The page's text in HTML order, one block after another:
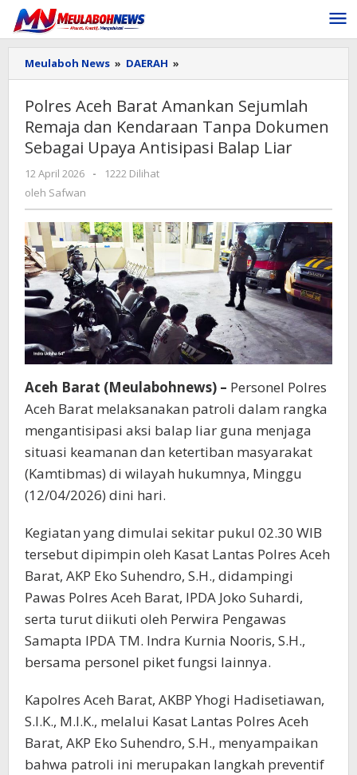
Lewati
konten
Meulaboh News » DAERAH »
Aceh
Amankan
Sejumlah
dan
Sebagai
Upaya
Antisipasi
Balap
Liar
Polres Aceh Barat Amankan Sejumlah
Remaja dan Kendaraan Tanpa Dokumen
Sebagai Upaya Antisipasi Balap Liar
12 April 2026
oleh
-
1222 Dilihat
oleh Safwan
Aceh Barat (Meulabohnews) – Personel Polres
Aceh Barat melaksanakan patroli dalam rangka
mengantisipasi aksi balap liar guna menjaga
situasi keamanan dan ketertiban masyarakat
(Kamtibmas) di wilayah hukumnya, Minggu
(12/04/2026) dini hari.
Kegiatan yang dimulai sekitar pukul 02.30 WIB
tersebut dipimpin oleh Kasat Lantas Polres Aceh
Barat, AKP Eko Suhendro, S.H., didampingi
Pawas Polres Aceh Barat, IPDA Joko Suhardi,
serta turut diikuti oleh Perwira Pengawas
Samapta IPDA TM. Indra Kurnia Nooris, S.H.,
bersama personel piket fungsi lainnya.
Kapolres Aceh Barat, AKBP Yhogi Hadisetiawan,
S.I.K., M.I.K., melalui Kasat Lantas Polres Aceh
Barat, AKP Eko Suhendro, S.H., menyampaikan
bahwa patroli ini merupakan langkah preventif